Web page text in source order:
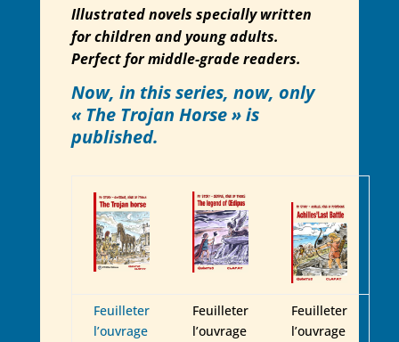
Illustrated novels specially written
for children and young adults.
Perfect for middle-grade readers.
Now, in this series, now, only
« The Trojan Horse » is
published.
Feuilleter
l’ouvrage
Feuilleter
l’ouvrage
Feuilleter
l’ouvrage